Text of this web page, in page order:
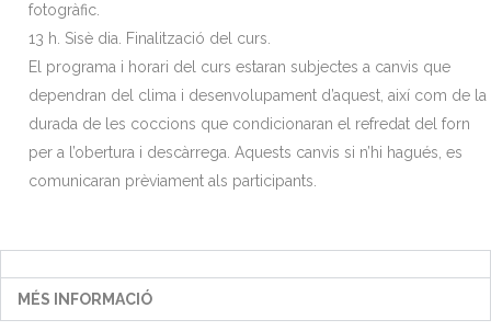
fotogràfic.
13 h. Sisè dia. Finalització del curs.
El programa i horari del curs estaran subjectes a canvis que
dependran del clima i desenvolupament d’aquest, així com de la
durada de les coccions que condicionaran el refredat del forn
per a l’obertura i descàrrega. Aquests canvis si n’hi hagués, es
comunicaran prèviament als participants.
MÉS INFORMACIÓ